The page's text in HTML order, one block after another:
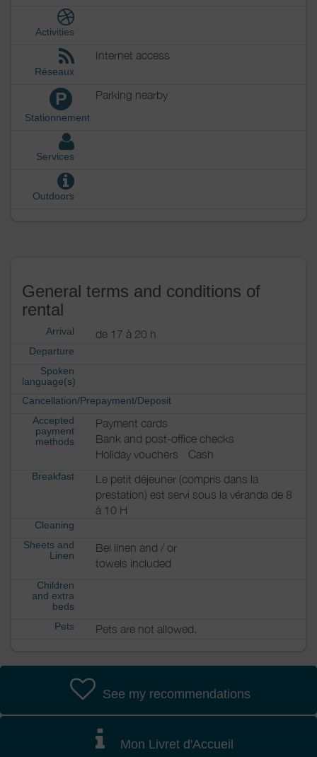
Activities
Réseaux
Internet access
P
Stationnement
Parking nearby
Services
Outdoors
General terms and conditions of
rental
Arrival de 17 à 20 h
Departure
Spoken
language(s)
Cancellation/Prepayment/Deposit
Accepted
payment
methods
Payment cards
Bank and post-office checks
Holiday vouchers
Cash
Breakfast
Le petit déjeuner (compris dans la
prestation) est servi sous la véranda de 8
à 10 H
Cleaning
Sheets and
Linen
Bel linen and / or
towels included
Children
and extra
beds
Pets
Pets are not allowed.
See my recommendations
Mon Livret d'Accueil